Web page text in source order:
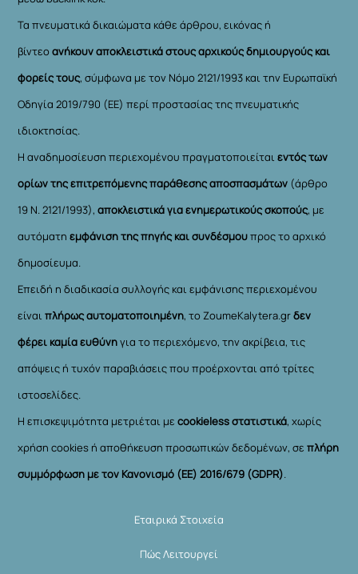
Τα πνευματικά δικαιώματα κάθε άρθρου, εικόνας ή
βίντεοανήκουν αποκλειστικά στους αρχικούς δημιουργούς και
φορείς τους, σύμφωνα με τον Νόμο 2121/1993 και την Ευρωπαϊκή
Οδηγία 2019/790 (ΕΕ) περί προστασίας της πνευματικής
ιδιοκτησίας.
Η αναδημοσίευση περιεχομένου πραγματοποιείταιεντός των
ορίων της επιτρεπόμενης παράθεσης αποσπασμάτων (άρθρο
19 Ν. 2121/1993), αποκλειστικά για ενημερωτικούς σκοπούς, με
αυτόματηεμφάνιση της πηγής και συνδέσμουπρος το αρχικό
δημοσίευμα.
Επειδή η διαδικασία συλλογής και εμφάνισης περιεχομένου
είναιπλήρως αυτοματοποιημένη, το ZoumeKalytera.grδεν
φέρει καμία ευθύνηγια το περιεχόμενο, την ακρίβεια, τις
απόψεις ή τυχόν παραβιάσεις που προέρχονται από τρίτες
ιστοσελίδες.
Η επισκεψιμότητα μετριέται μεcookieless στατιστικά, χωρίς
χρήση cookies ή αποθήκευση προσωπικών δεδομένων, σεπλήρη
συμμόρφωση με τον Κανονισμό (ΕΕ) 2016/679 (GDPR).
Εταιρικά Στοιχεία
Πώς Λειτουργεί